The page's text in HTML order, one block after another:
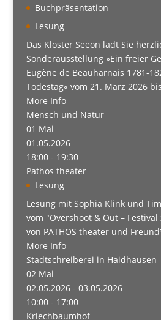
Buchpräsentation
Lesung
Das Kloster Seeon lädt Sie
Sonderausstellung »Ein freier
Eugène de Beauharnais 1781-
Todestag« vom 21. März 2026
More Info
Mensch und Natur
01 Mai
01.05.2026
18:00 - 19:30
Pathos theater
Lesung
Lesung mit Sophia Klink und
vom "Overshoot & Out –
von PATHOS theater und
More Info
Stadtschreiberei in Haidhausen
02 Mai
02.05.2026 - 03.05.2026
10:00 - 17:00
Kriechbaumhof